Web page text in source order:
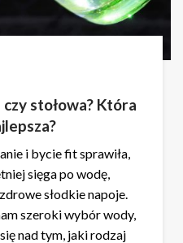
stołowa? Która
i bycie fit sprawiła,
sięga po wodę,
słodkie napoje.
szeroki wybór wody,
nad tym, jaki rodzaj